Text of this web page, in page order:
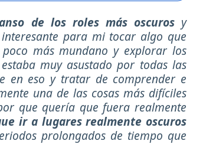
de los roles más oscurosy
para mi tocar algo que
más mundano y explorar los
muy asustado por todas las
en eso y tratar de comprender e
una de las cosas más difíciles
que quería que fuera realmente
ir a lugares realmente oscuros
prolongados de tiempo que